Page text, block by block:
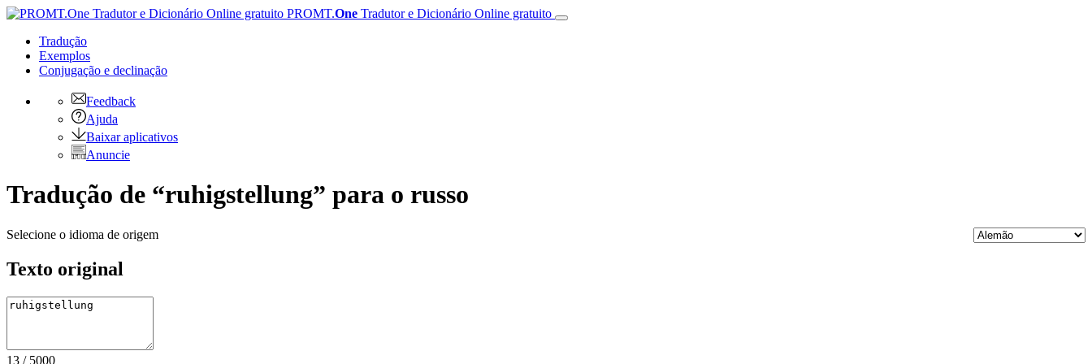
PROMT.One Tradutor e Dicionário Online gratuito
Tradução
Exemplos
Conjugação e declinação
Feedback
Ajuda
Baixar aplicativos
Anuncie
Tradução de “ruhigstellung” para o russo
Selecione o idioma de origem
Texto original
13 / 5000